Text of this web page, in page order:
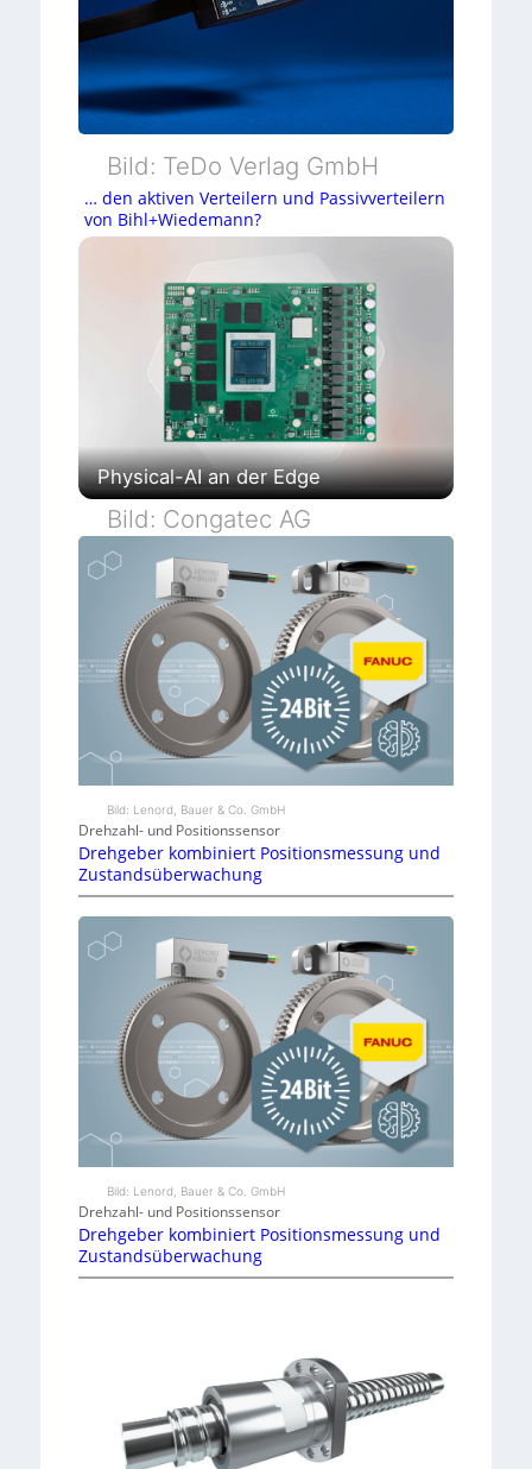
e
Bild: TeDo Verlag GmbH
… den aktiven Verteilern und Passivverteilern
von Bihl+Wiedemann?
Physical-AI an der Edge
Bild: Congatec AG
Bild: Lenord, Bauer & Co. GmbH
Drehzahl- und Positionssensor
Drehgeber kombiniert Positionsmessung und
Zustandsüberwachung
Bild: Lenord, Bauer & Co. GmbH
Drehzahl- und Positionssensor
Drehgeber kombiniert Positionsmessung und
Zustandsüberwachung